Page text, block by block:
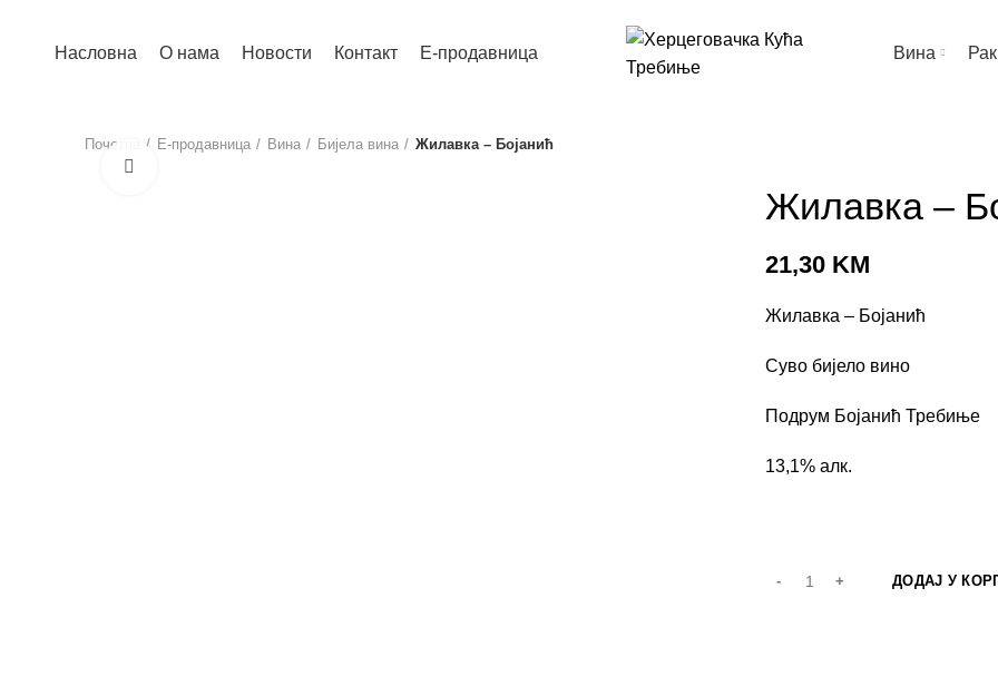
Насловна О нама Новости Контакт E-продавница Вина
Почетна Е-продавница Вина Бијела вина
Жилавка – Бојанић
Жилавка –
21,30 KM
Жилавка – Бојанић
Суво бијело вино
Подрум Бојанић Требиње
13,1% алк.
ДОДАЈ У